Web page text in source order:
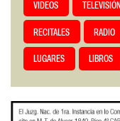
VIDEOS TELEVISIÓN
RECITALES RADIO
LUGARES LIBROS